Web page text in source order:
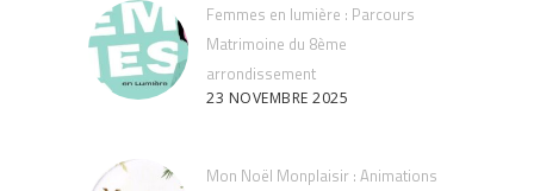
Femmes en lumière : Parcours
Matrimoine du 8ème
arrondissement
23 NOVEMBRE 2025
Mon Noël Monplaisir : Animations